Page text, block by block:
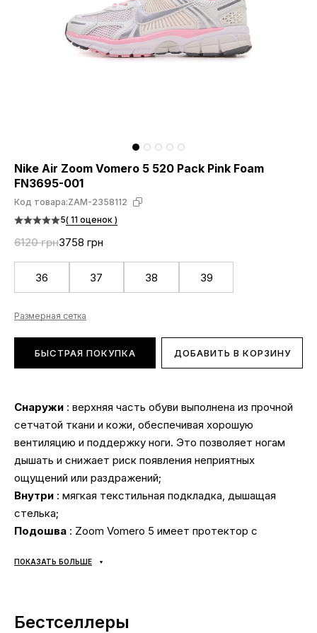
Nike Air Zoom Vomero 5 520 Pack Pink Foam
FN3695-001
Код товара:ZAM-2358112
5( 11 оценок )
6120 грн3758 грн
36 37 38 39
Размерная сетка
БЫСТРАЯ ПОКУПКА ДОБАВИТЬ В КОРЗИНУ
Снаружи : верхняя часть обуви выполнена из прочной
сетчатой ткани и кожи, обеспечивая хорошую
вентиляцию и поддержку ноги. Это позволяет ногам
дышать и снижает риск появления неприятных
ощущений или раздражений;
Внутри : мягкая текстильная подкладка, дышащая
стелька;
Подошва : Zoom Vomero 5 имеет протектор с
делает их пригодными для использования на разных
интенсивных тренировках или длительных пробежках;
ПОКАЗАТЬ БОЛЬШЕ
Бестселлеры